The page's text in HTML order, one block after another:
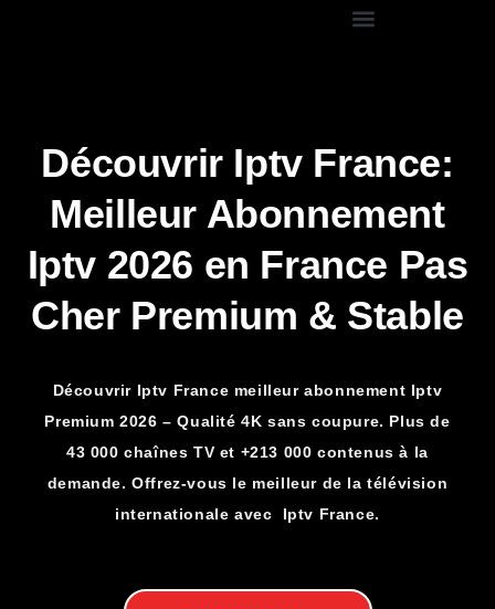
Découvrir Iptv France:
Meilleur Abonnement
Iptv 2026 en France Pas
Cher Premium & Stable
Découvrir Iptv France meilleur abonnement Iptv
Premium 2026 – Qualité 4K sans coupure. Plus de
43 000 chaînes TV et +213 000 contenus à la
demande. Offrez-vous le meilleur de la télévision
internationale avec Iptv France.